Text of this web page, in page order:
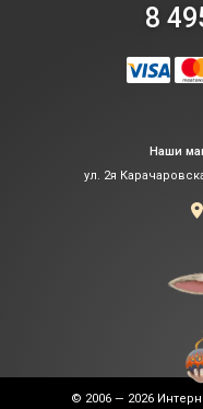
8
Наши
ул. 2я
© 2006 — 2026